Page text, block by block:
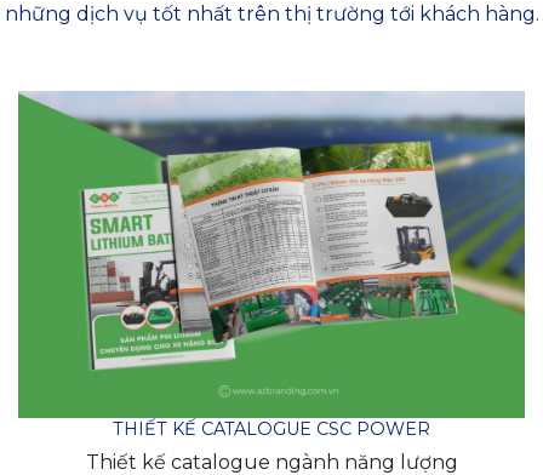
những dịch vụ tốt nhất trên thị trường tới khách hàng.
THIẾT KẾ CATALOGUE CSC POWER
Thiết kế catalogue ngành năng lượng